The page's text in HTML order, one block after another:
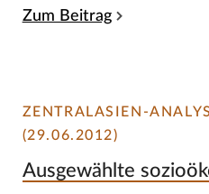
Zum Beitrag
ZENTRALASIEN-
(29.06.2012)
Ausgewählte